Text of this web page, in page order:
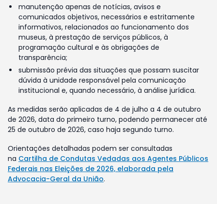
manutenção apenas de notícias, avisos e
comunicados objetivos, necessários e estritamente
informativos, relacionados ao funcionamento dos
museus, à prestação de serviços públicos, à
programação cultural e às obrigações de
transparência;
submissão prévia das situações que possam suscitar
dúvida à unidade responsável pela comunicação
institucional e, quando necessário, à análise jurídica.
As medidas serão aplicadas de 4 de julho a 4 de outubro
de 2026, data do primeiro turno, podendo permanecer até
25 de outubro de 2026, caso haja segundo turno.
Orientações detalhadas podem ser consultadas
na Cartilha de Condutas Vedadas aos Agentes Públicos
Federais nas Eleições de 2026, elaborada pela
Advocacia-Geral da União.